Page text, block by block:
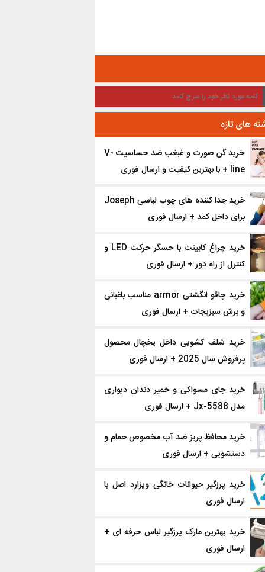
های تازه
خرید گن صورت و غبغب ضد حساسیت V-
line + با بهترین کیفیت و ارسال فوری
خرید جدا کننده ‌های چوب لباسی Joseph
برای داخل کمد + ارسال فوری
خرید چراغ کابینت با حسگر حرکت LED و
کنترل از راه دور + ارسال فوری
خرید چاقو انگشتی armor مناسب باغبانی
و برش سبزیجات + ارسال فوری
خرید شلف کشویی داخل یخچال محصول
پرفروش سال 2025 + ارسال فوری
خرید جای مسواکی و خمیر دندان دیواری
مدل Jx-5588 + ارسال فوری
خرید محافظ پریز ضد آب مخصوص حمام و
دستشویی + ارسال فوری
خرید پرزگیر حیوانات خانگی ویزارد اصل با
ارسال فوری
خرید بهترین مارک پرزگیر لباس حرفه ای +
ارسال فوری